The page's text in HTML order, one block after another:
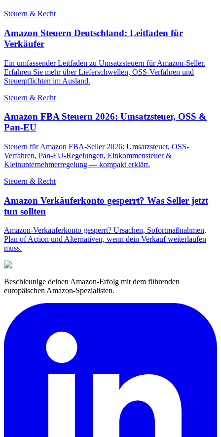
Steuern & Recht
Amazon Steuern Deutschland: Leitfaden für
Verkäufer
Ein umfassender Leitfaden zu Umsatzsteuern für Amazon-Seller.
Erfahren Sie mehr über Lieferschwellen, OSS-Verfahren und
Steuerpflichten im Ausland.
Steuern & Recht
Amazon FBA Steuern 2026: Umsatzsteuer, OSS &
Pan-EU
Steuern für Amazon FBA-Seller 2026: Umsatzsteuer, OSS-
Verfahren, Pan-EU-Regelungen, Einkommensteuer &
Kleinunternehmerregelung — kompakt erklärt.
Steuern & Recht
Amazon Verkäuferkonto gesperrt? Was Seller jetzt
tun sollten
Amazon-Verkäuferkonto gesperrt? Ursachen, Sofortmaßnahmen,
Plan of Action und Alternativen, wenn dein Verkauf weiterlaufen
muss.
Beschleunige deinen Amazon-Erfolg mit dem führenden
europäischen Amazon-Spezialisten.